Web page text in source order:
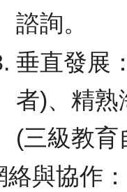
諮詢。
垂直發展
者)、精熟
(三級教育
絡與協作